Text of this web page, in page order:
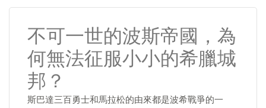
不可一世的波斯帝國，為
何無法征服小小的希臘城
邦？
斯巴達三百勇士和馬拉松的由來都是波希戰爭的一